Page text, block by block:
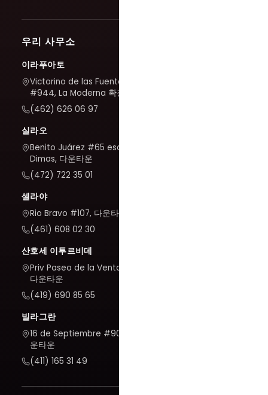
우리 사무소
이라푸아토
Victorino de las Fuentes
#944, La Moderna 확장
(462) 626 06 97
실라오
Benito Juárez #65 esq. San
Dimas, 다운타운
(472) 722 35 01
셀라야
Rio Bravo #107, 다운타운
(461) 608 02 30
산호세 이투르비데
Priv Paseo de la Venta #7,
다운타운
(419) 690 85 65
빌라그란
16 de Septiembre #909, 다
운타운
(411) 165 31 49